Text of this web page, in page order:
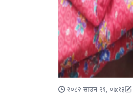
२०८२ साउन २१, ०७:१३